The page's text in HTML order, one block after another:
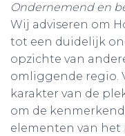
Ondernemend en
Wij adviseren om
tot een duidelijk
opzichte van
omliggende regio.
karakter van de
om de
elementen van